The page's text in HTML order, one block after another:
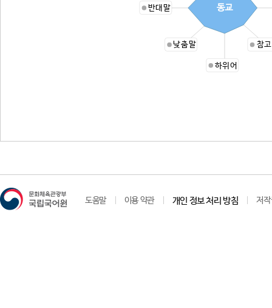
참
하위어
낮춤말
반대말 동교
도움말 이용 약관 개인 정보 처리 방침 저